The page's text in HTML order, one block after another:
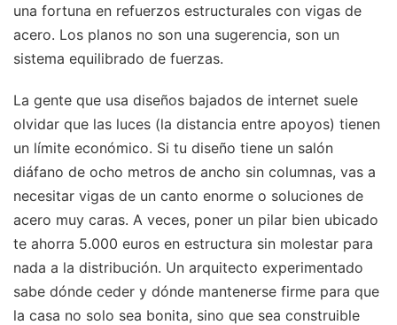
una fortuna en refuerzos estructurales con vigas de
acero. Los planos no son una sugerencia, son un
sistema equilibrado de fuerzas.
La gente que usa diseños bajados de internet suele
olvidar que las luces (la distancia entre apoyos) tienen
un límite económico. Si tu diseño tiene un salón
diáfano de ocho metros de ancho sin columnas, vas a
necesitar vigas de un canto enorme o soluciones de
acero muy caras. A veces, poner un pilar bien ubicado
te ahorra 5.000 euros en estructura sin molestar para
nada a la distribución. Un arquitecto experimentado
sabe dónde ceder y dónde mantenerse firme para que
la casa no solo sea bonita, sino que sea construible